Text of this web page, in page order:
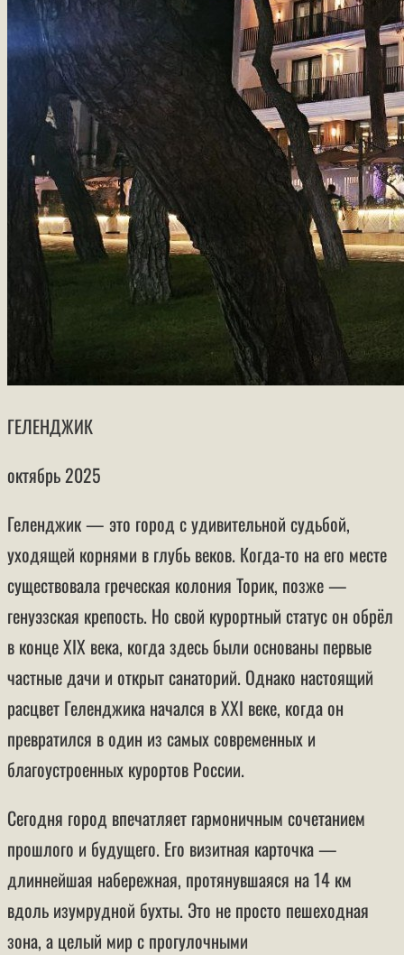
ГЕЛЕНДЖИК
октябрь 2025
Геленджик — это город с удивительной судьбой,
уходящей корнями в глубь веков. Когда-то на его месте
существовала греческая колония Торик, позже —
генуэзская крепость. Но свой курортный статус он обрёл
в конце XIX века, когда здесь были основаны первые
частные дачи и открыт санаторий. Однако настоящий
расцвет Геленджика начался в XXI веке, когда он
превратился в один из самых современных и
благоустроенных курортов России.
Сегодня город впечатляет гармоничным сочетанием
прошлого и будущего. Его визитная карточка —
длиннейшая набережная, протянувшаяся на 14 км
вдоль изумрудной бухты. Это не просто пешеходная
зона, а целый мир с прогулочными